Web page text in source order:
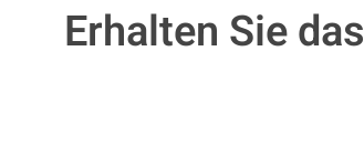
Erhalten Sie das